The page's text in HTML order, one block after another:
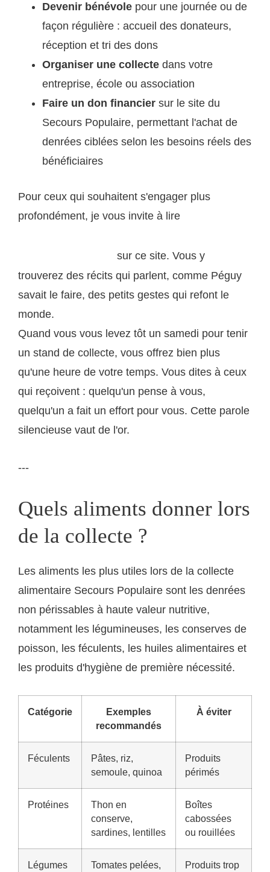
Devenir bénévole pour une journée ou de
façon régulière : accueil des donateurs,
réception et tri des dons
Organiser une collecte dans votre
entreprise, école ou association
Faire un don financier sur le site du
Secours Populaire, permettant l'achat de
denrées ciblées selon les besoins réels des
bénéficiaires
Pour ceux qui souhaitent s'engager plus
profondément, je vous invite à lire
sur ce site. Vous y
trouverez des récits qui parlent, comme Péguy
savait le faire, des petits gestes qui refont le
monde.
Quand vous vous levez tôt un samedi pour tenir
un stand de collecte, vous offrez bien plus
qu'une heure de votre temps. Vous dites à ceux
qui reçoivent : quelqu'un pense à vous,
quelqu'un a fait un effort pour vous. Cette parole
silencieuse vaut de l'or.
---
Quels aliments donner lors
de la collecte ?
Les aliments les plus utiles lors de la collecte
alimentaire Secours Populaire sont les denrées
non périssables à haute valeur nutritive,
notamment les légumineuses, les conserves de
poisson, les féculents, les huiles alimentaires et
les produits d'hygiène de première nécessité.
Catégorie
Exemples
recommandés
À éviter
Féculents
Pâtes, riz,
semoule, quinoa
Produits
périmés
Protéines
Thon en
conserve,
sardines, lentilles
Boîtes
cabossées
ou rouillées
Légumes Tomates pelées, Produits trop